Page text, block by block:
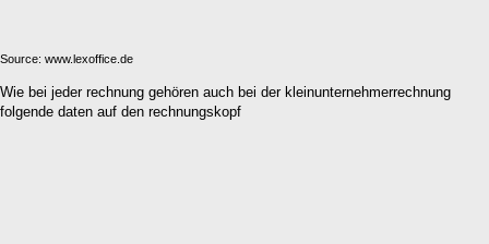
Source: www.lexoffice.de
Wie bei jeder rechnung gehören auch bei der kleinunternehmerrechnung
folgende daten auf den rechnungskopf